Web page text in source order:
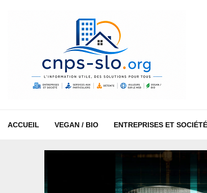
ACCUEIL VEGAN / BIO ENTREPRISES ET SOCIÉTÉ